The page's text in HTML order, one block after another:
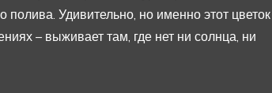
полива. Удивительно, но именно этот цветок
– выживает там, где нет ни солнца, ни